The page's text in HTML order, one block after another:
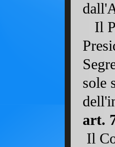
Il
sole
art.
Il